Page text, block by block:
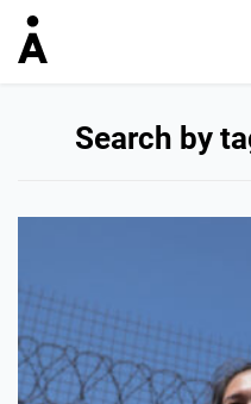
Search by